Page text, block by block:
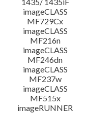
imageCLASS
MF729Cx
imageCLASS
MF216n
imageCLASS
MF246dn
imageCLASS
MF237w
imageCLASS
MF515x
imageRUNNER